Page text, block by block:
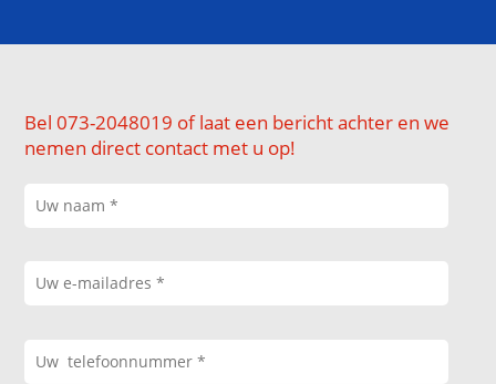
Bel 073-2048019 of laat een bericht achter en we
nemen direct contact met u op!